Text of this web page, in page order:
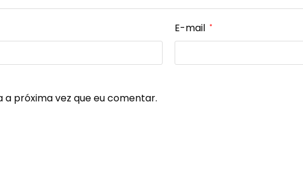
E-mail *
próxima vez que eu comentar.